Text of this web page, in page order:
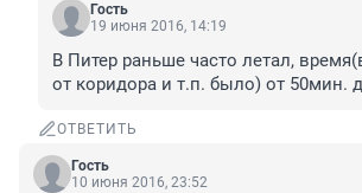
Гость
19 июня 2016, 14:19
В Питер раньше часто летал,
от коридора и т.п. было) от 50мин.
ОТВЕТИТЬ
Гость
10 июня 2016, 23:52